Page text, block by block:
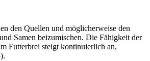
den Quellen und möglicherweise den
Samen beizumischen. Die Fähigkeit der
Futterbrei steigt kontinuierlich an,